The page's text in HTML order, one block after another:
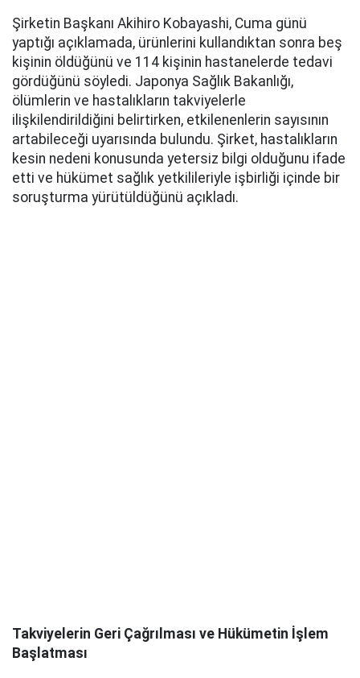
Şirketin Başkanı Akihiro Kobayashi, Cuma günü
yaptığı açıklamada, ürünlerini kullandıktan sonra beş
kişinin öldüğünü ve 114 kişinin hastanelerde tedavi
gördüğünü söyledi. Japonya Sağlık Bakanlığı,
ölümlerin ve hastalıkların takviyelerle
ilişkilendirildiğini belirtirken, etkilenenlerin sayısının
artabileceği uyarısında bulundu. Şirket, hastalıkların
kesin nedeni konusunda yetersiz bilgi olduğunu ifade
etti ve hükümet sağlık yetkilileriyle işbirliği içinde bir
soruşturma yürütüldüğünü açıkladı.
Takviyelerin Geri Çağrılması ve Hükümetin İşlem
Başlatması